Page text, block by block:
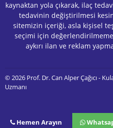
Hemen Arayın
kaynaktan yola çıkarak, ilaç
tedavinin değiştirilmesi
sitemizin içeriği, asla kişisel
seçimi için
aykırı ilan ve reklam
© 2026 Prof. Dr. Can Alper Çağıcı -
Uzmanı